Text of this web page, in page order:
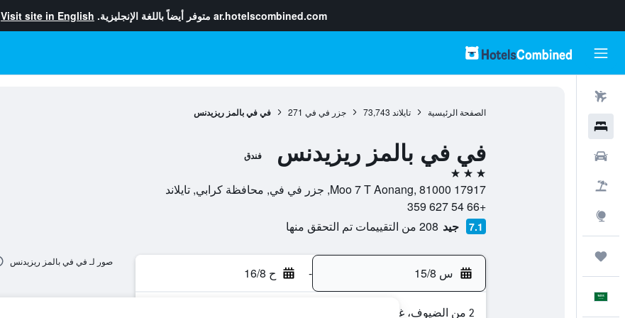
ar.hotelscombined.com متوفر أيضاً باللغة الإنجليزية. Visit site in English
الصفحة الرئيسية تايلاند 73,743 جزر في في 271 في في بالمز ريزيدنس
في في بالمز ريزيدنس فندق
3 نجوم
17917 Moo 7 T Aonang, 81000, جزر في في, محافظة كرابي, تايلاند
+66 54 627 359
7.1 جيد 208 من التقييمات تم التحقق منها
س 15/8 - ح 16/8
2 من الضيوف، غرفة واحدة
صور لـ في في بالمز ريزيدنس